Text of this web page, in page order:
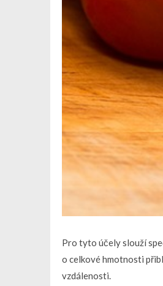
Pro tyto účely slouží
o celkové hmotnosti
vzdálenosti.